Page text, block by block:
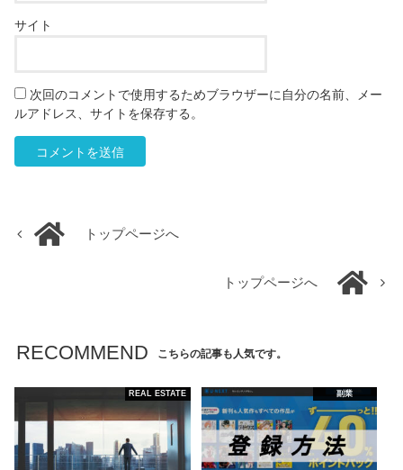
サイト
次回のコメントで使用するためブラウザーに自分の名前、メー
ルアドレス、サイトを保存する。
トップページへ
トップページへ
RECOMMEND こちらの記事も人気です。
REAL ESTATE 副業